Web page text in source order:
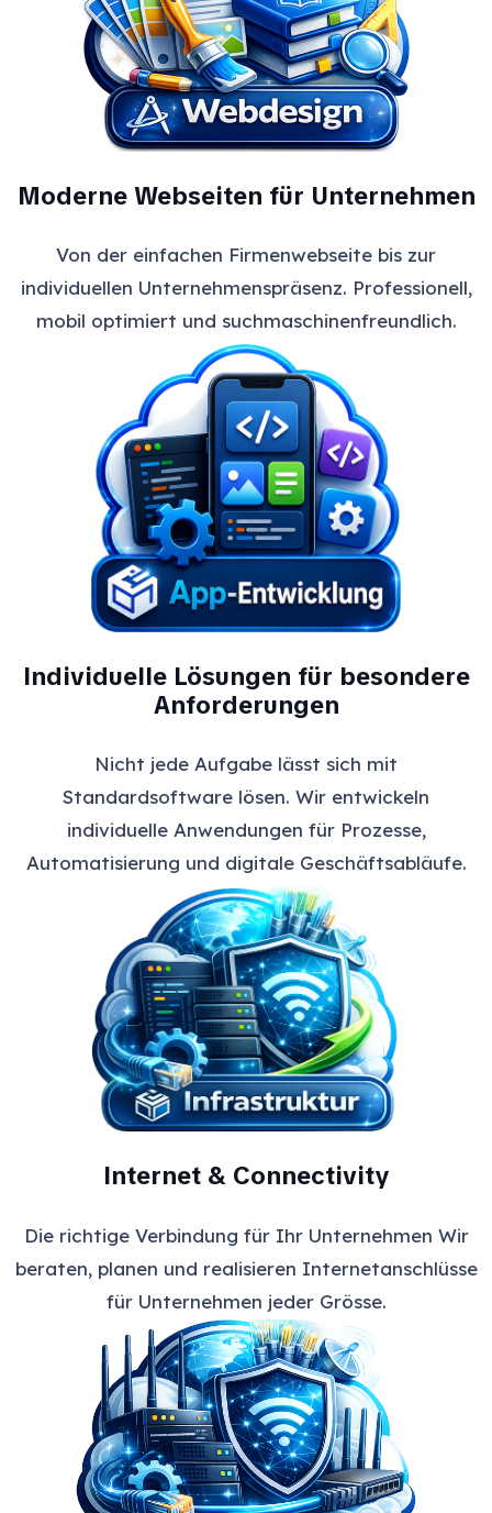
Moderne Webseiten für Unternehmen
Von der einfachen Firmenwebseite bis zur
individuellen Unternehmenspräsenz. Professionell,
mobil optimiert und suchmaschinenfreundlich.
Individuelle Lösungen für besondere
Anforderungen
Nicht jede Aufgabe lässt sich mit
Standardsoftware lösen. Wir entwickeln
individuelle Anwendungen für Prozesse,
Automatisierung und digitale Geschäftsabläufe.
Internet & Connectivity
Die richtige Verbindung für Ihr Unternehmen Wir
beraten, planen und realisieren Internetanschlüsse
für Unternehmen jeder Grösse.